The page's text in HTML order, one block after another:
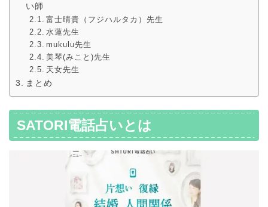
い師
富士晴貴（フジハルタカ）先生
水蓮先生
mukulu先生
美琴(みこと)先生
天女先生
まとめ
SATORI電話占いとは